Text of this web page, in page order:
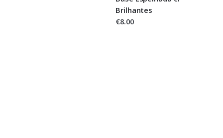
Brilhantes
€8.00